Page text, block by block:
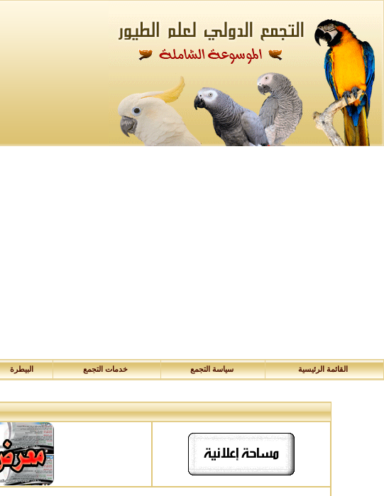
القائمة الرئيسية سياسة التجمع خدمات التجمع البيطرة